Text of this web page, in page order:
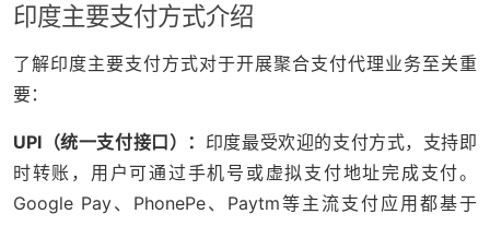
印度主要支付方式介绍
了解印度主要支付方式对于开展聚合支付代理业务至关重
要：
UPI（统一支付接口）： 印度最受欢迎的支付方式，支持即
时转账，用户可通过手机号或虚拟支付地址完成支付。
Google Pay、PhonePe、Paytm等主流支付应用都基于